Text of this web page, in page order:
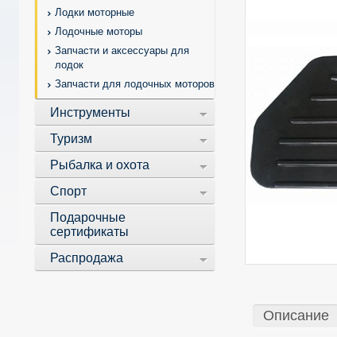
Лодки моторные
Лодочные моторы
Запчасти и аксессуары для
лодок
Запчасти для лодочных моторов
Инструменты
Туризм
Рыбалка и охота
Спорт
Подарочные
сертификаты
Распродажа
Описание